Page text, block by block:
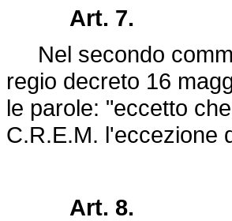
Art. 7.
Nel secondo
regio decreto 16
le parole: "eccetto
C.R.E.M. l'eccezione
Art. 8.